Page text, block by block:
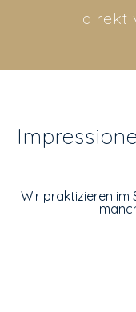
direkt
Wir praktizieren im